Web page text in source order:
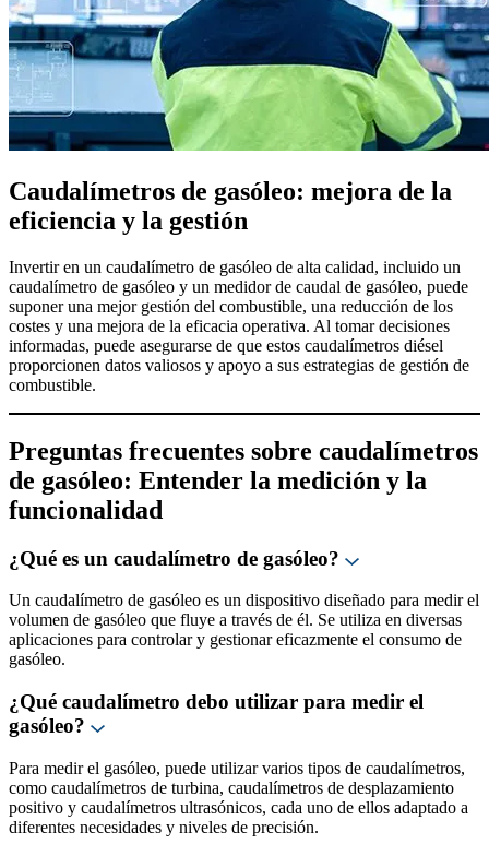
Caudalímetros de gasóleo: mejora de la
eficiencia y la gestión
Invertir en un caudalímetro de gasóleo de alta calidad, incluido un
caudalímetro de gasóleo y un medidor de caudal de gasóleo, puede
suponer una mejor gestión del combustible, una reducción de los
costes y una mejora de la eficacia operativa. Al tomar decisiones
informadas, puede asegurarse de que estos caudalímetros diésel
proporcionen datos valiosos y apoyo a sus estrategias de gestión de
combustible.
Preguntas frecuentes sobre caudalímetros
de gasóleo: Entender la medición y la
funcionalidad
¿Qué es un caudalímetro de gasóleo?
Un caudalímetro de gasóleo es un dispositivo diseñado para medir el
volumen de gasóleo que fluye a través de él. Se utiliza en diversas
aplicaciones para controlar y gestionar eficazmente el consumo de
gasóleo.
¿Qué caudalímetro debo utilizar para medir el
gasóleo?
Para medir el gasóleo, puede utilizar varios tipos de caudalímetros,
como caudalímetros de turbina, caudalímetros de desplazamiento
positivo y caudalímetros ultrasónicos, cada uno de ellos adaptado a
diferentes necesidades y niveles de precisión.